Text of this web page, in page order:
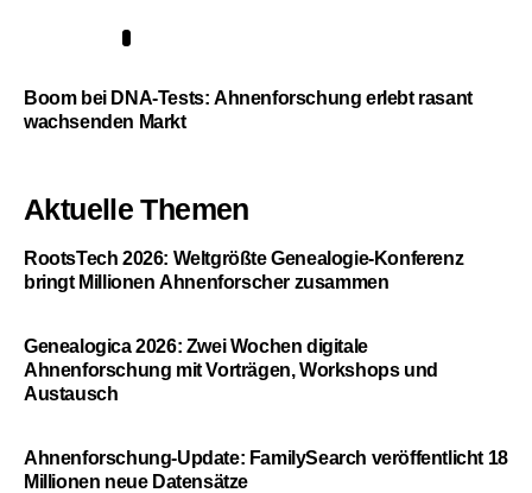
Boom bei DNA-Tests: Ahnenforschung erlebt rasant
wachsenden Markt
Aktuelle Themen
RootsTech 2026: Weltgrößte Genealogie-Konferenz
bringt Millionen Ahnenforscher zusammen
Genealogica 2026: Zwei Wochen digitale
Ahnenforschung mit Vorträgen, Workshops und
Austausch
Ahnenforschung-Update: FamilySearch veröffentlicht 18
Millionen neue Datensätze